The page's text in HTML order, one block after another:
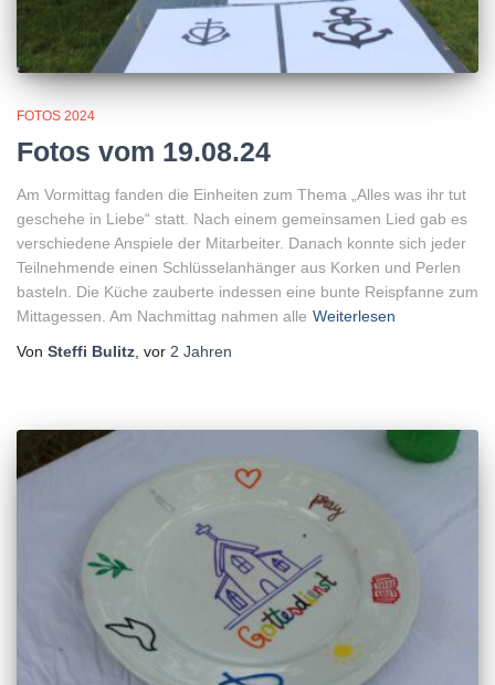
FOTOS 2024
Fotos vom 19.08.24
Am Vormittag fanden die Einheiten zum Thema „Alles was ihr tut
geschehe in Liebe“ statt. Nach einem gemeinsamen Lied gab es
verschiedene Anspiele der Mitarbeiter. Danach konnte sich jeder
Teilnehmende einen Schlüsselanhänger aus Korken und Perlen
basteln. Die Küche zauberte indessen eine bunte Reispfanne zum
Mittagessen. Am Nachmittag nahmen alle Weiterlesen
Von Steffi Bulitz , vor 2 Jahren